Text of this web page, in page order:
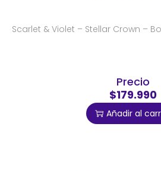
Scarlet & Violet – Stellar Crown –
Precio
$179.990
Añadir al